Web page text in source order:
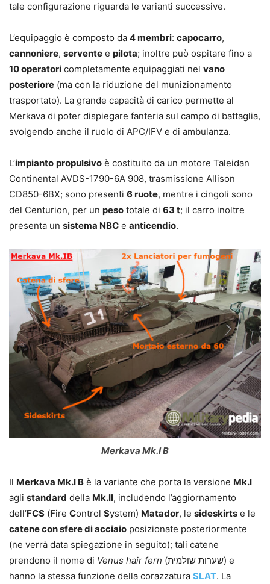
tale configurazione riguarda le varianti successive.
L’equipaggio è composto da 4 membri: capocarro,
cannoniere, servente e pilota; inoltre può ospitare fino a
10 operatori completamente equipaggiati nel vano
posteriore (ma con la riduzione del munizionamento
trasportato). La grande capacità di carico permette al
Merkava di poter dispiegare fanteria sul campo di battaglia,
svolgendo anche il ruolo di APC/IFV e di ambulanza.
L’impianto propulsivo è costituito da un motore Taleidan
Continental AVDS-1790-6A 908, trasmissione Allison
CD850-6BX; sono presenti 6 ruote, mentre i cingoli sono
del Centurion, per un peso totale di 63 t; il carro inoltre
presenta un sistema NBC e anticendio.
Merkava Mk.I B
Il Merkava Mk.I B è la variante che porta la versione Mk.I
agli standard della Mk.II, includendo l’aggiornamento
dell’FCS (Fire Control System) Matador, le sideskirts e le
catene con sfere di acciaio posizionate posteriormente
(ne verrà data spiegazione in seguito); tali catene
prendono il nome di Venus hair fern (שערות שולמית) e
hanno la stessa funzione della corazzatura SLAT. La